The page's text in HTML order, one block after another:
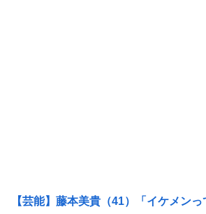
【芸能】藤本美貴（41）「イケメンっ